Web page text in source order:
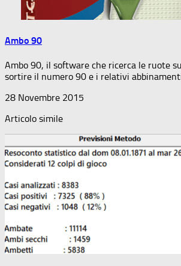
Ambo 90
Ambo 90, il software che ricerca le ruote
sortire il numero 90 e i relativi
28 Novembre 2015
Articolo simile